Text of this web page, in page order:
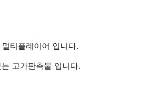
티플레이어 입니다.
고가판촉물 입니다.